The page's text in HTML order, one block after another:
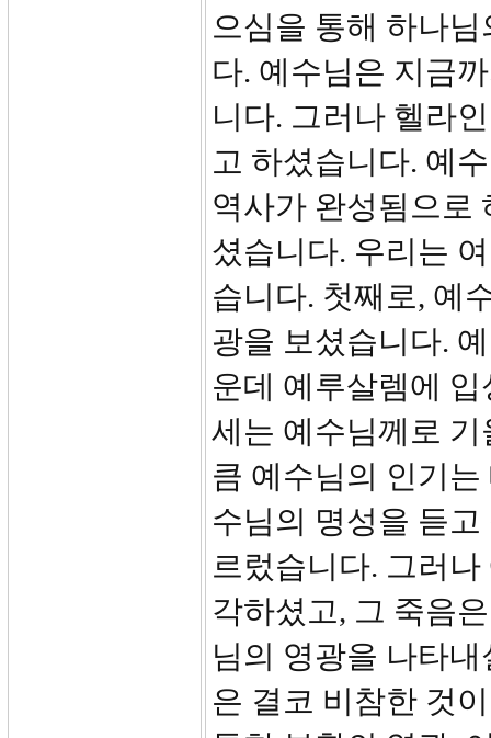
으심을 통해 하나
다. 예수님은 지금
니다. 그러나 헬라
고 하셨습니다. 예
역사가 완성됨으로
셨습니다. 우리는
습니다. 첫째로, 예
광을 보셨습니다.
운데 예루살렘에
세는 예수님께로
큼 예수님의 인기
수님의 명성을 듣
르렀습니다. 그러
각하셨고, 그 죽음
님의 영광을 나타
은 결코 비참한 것